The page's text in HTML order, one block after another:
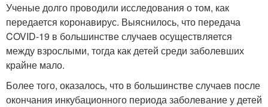
Ученые долго проводили исследования о том, как
передается коронавирус. Выяснилось, что передача
COVID-19 в большинстве случаев осуществляется
между взрослыми, тогда как детей среди заболевших
крайне мало.
Более того, оказалось, что в большинстве случаев после
окончания инкубационного периода заболевание у детей